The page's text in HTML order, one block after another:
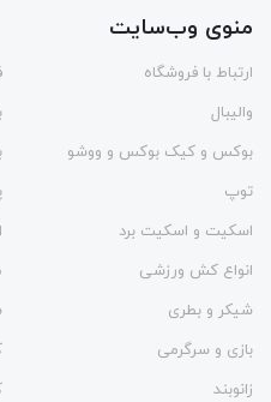
منوی وب‌سایت
ارتباط با فروشگاه
والیبال
بوکس و کیک بوکس و ووشو
توپ
اسکیت و اسکیت برد
انواع کش ورزشی
شیکر و بطری
بازی و سرگرمی
زانوبند